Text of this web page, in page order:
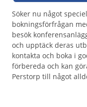
Söker nu något
bokningsförfrågan
besök
och upptäck deras
kontakta och boka i
förbereda och kan
Perstorp till något